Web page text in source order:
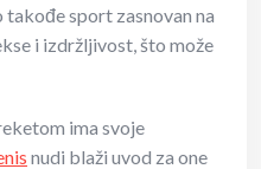
takođe sport zasnovan na
i izdržljivost, što može
ima svoje
nudi blaži uvod za one